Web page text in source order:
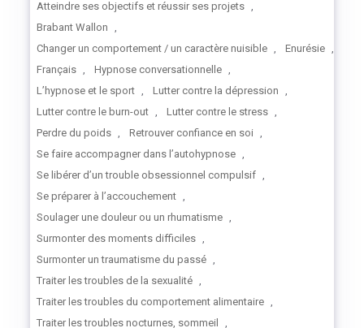
Atteindre ses objectifs et réussir ses projets ,
Brabant Wallon ,
Changer un comportement / un caractère nuisible , Enurésie ,
Français , Hypnose conversationnelle ,
L’hypnose et le sport , Lutter contre la dépression ,
Lutter contre le burn-out , Lutter contre le stress ,
Perdre du poids , Retrouver confiance en soi ,
Se faire accompagner dans l’autohypnose ,
Se libérer d’un trouble obsessionnel compulsif ,
Se préparer à l’accouchement ,
Soulager une douleur ou un rhumatisme ,
Surmonter des moments difficiles ,
Surmonter un traumatisme du passé ,
Traiter les troubles de la sexualité ,
Traiter les troubles du comportement alimentaire ,
Traiter les troubles nocturnes, sommeil
,